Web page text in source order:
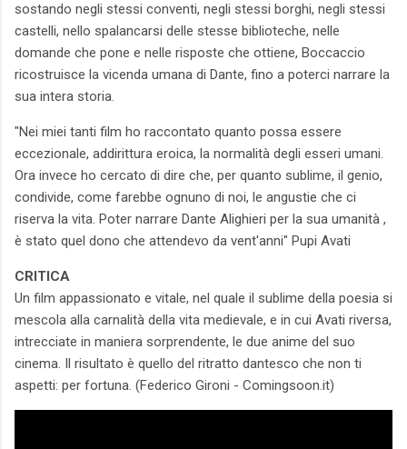
sostando negli stessi conventi, negli stessi borghi, negli stessi
castelli, nello spalancarsi delle stesse biblioteche, nelle
domande che pone e nelle risposte che ottiene, Boccaccio
ricostruisce la vicenda umana di Dante, fino a poterci narrare la
sua intera storia.
"Nei miei tanti film ho raccontato quanto possa essere
eccezionale, addirittura eroica, la normalità degli esseri umani.
Ora invece ho cercato di dire che, per quanto sublime, il genio,
condivide, come farebbe ognuno di noi, le angustie che ci
riserva la vita. Poter narrare Dante Alighieri per la sua umanità ,
è stato quel dono che attendevo da vent'anni" Pupi Avati
CRITICA
Un film appassionato e vitale, nel quale il sublime della poesia si
mescola alla carnalità della vita medievale, e in cui Avati riversa,
intrecciate in maniera sorprendente, le due anime del suo
cinema. Il risultato è quello del ritratto dantesco che non ti
aspetti: per fortuna. (Federico Gironi - Comingsoon.it)